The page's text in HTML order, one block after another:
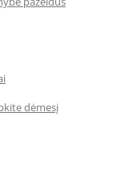
dėmesį